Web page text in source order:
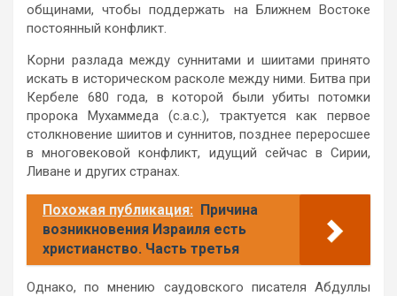
общинами, чтобы поддержать на Ближнем Востоке
постоянный конфликт.
Корни разлада между суннитами и шиитами принято
искать в историческом расколе между ними. Битва при
Кербеле 680 года, в которой были убиты потомки
пророка Мухаммеда (с.а.с.), трактуется как первое
столкновение шиитов и суннитов, позднее переросшее
в многовековой конфликт, идущий сейчас в Сирии,
Ливане и других странах.
Похожая публикация: Причина
возникновения Израиля есть
христианство. Часть третья
Однако, по мнению саудовского писателя Абдуллы